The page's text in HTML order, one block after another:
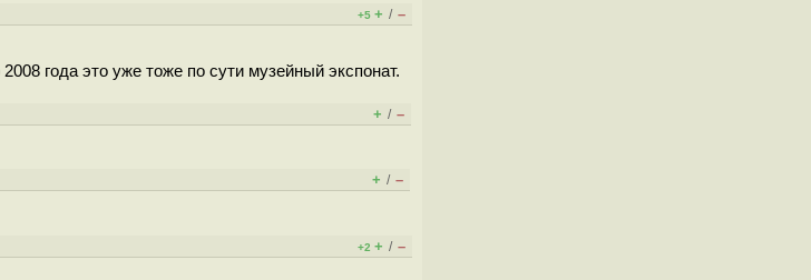
+5 + / –
года это уже тоже по сути музейный экспонат.
+ / –
+ / –
+2 + / –